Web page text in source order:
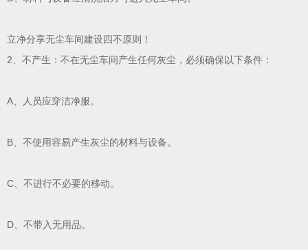
立净分享无尘车间建设四不原则！
2、不产生：不在无尘车间产生任何灰尘，必须确保以下条件：
A、人员应穿洁净服。
B、不使用容易产生灰尘的材料与设备。
C、不进行不必要的移动。
D、不带入无用品。